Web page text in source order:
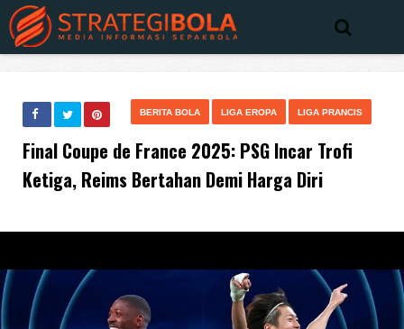
BERITA BOLA LIGA EROPA LIGA PRANCIS
Final Coupe de France 2025: PSG Incar Trofi
Ketiga, Reims Bertahan Demi Harga Diri